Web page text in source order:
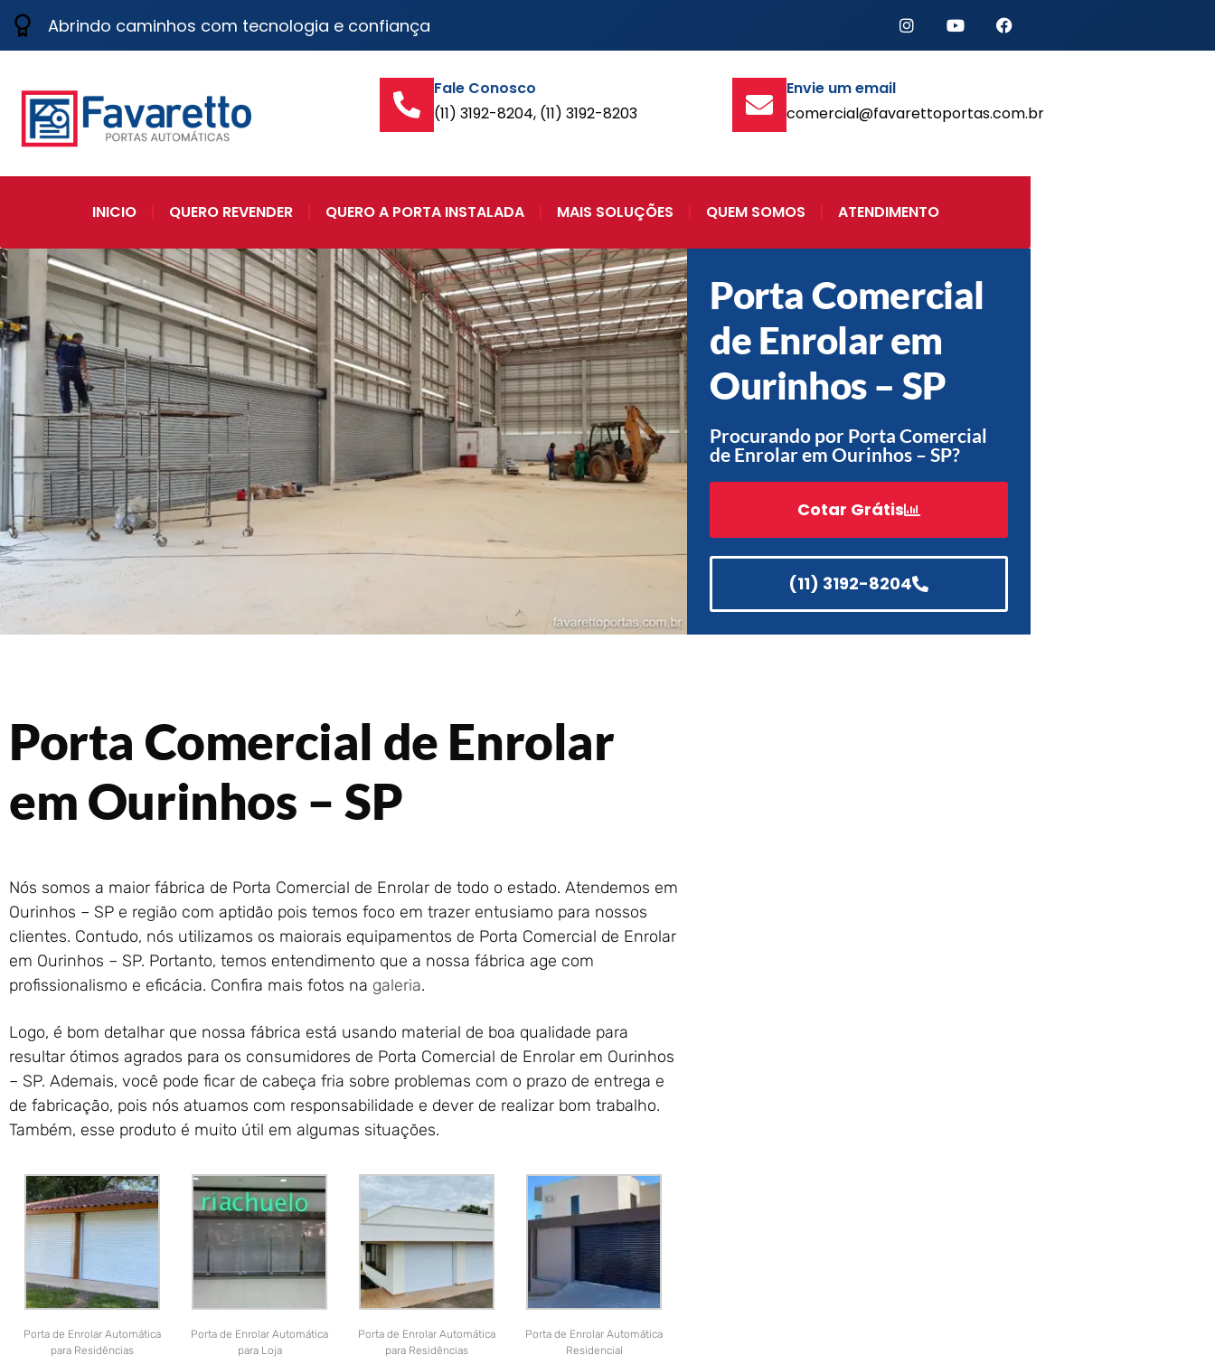
Abrindo caminhos com tecnologia e confiança
Fale Conosco
(11) 3192-8204, (11) 3192-8203
Envie um email
comercial@favarettoportas.com.br
INICIO QUERO REVENDER QUERO A PORTA INSTALADA MAIS SOLUÇÕES QUEM SOMOS ATENDIMENTO
Porta Comercial
de Enrolar em
Ourinhos – SP
Procurando por Porta Comercial
de Enrolar em Ourinhos – SP?
Cotar Grátis
(11) 3192-8204
Porta Comercial de Enrolar
em Ourinhos – SP
Nós somos a maior fábrica de Porta Comercial de Enrolar de todo o estado. Atendemos em
Ourinhos – SP e região com aptidão pois temos foco em trazer entusiamo para nossos
clientes. Contudo, nós utilizamos os maiorais equipamentos de Porta Comercial de Enrolar
em Ourinhos – SP. Portanto, temos entendimento que a nossa fábrica age com
profissionalismo e eficácia. Confira mais fotos na galeria.
Logo, é bom detalhar que nossa fábrica está usando material de boa qualidade para
resultar ótimos agrados para os consumidores de Porta Comercial de Enrolar em Ourinhos
– SP. Ademais, você pode ficar de cabeça fria sobre problemas com o prazo de entrega e
de fabricação, pois nós atuamos com responsabilidade e dever de realizar bom trabalho.
Também, esse produto é muito útil em algumas situações.
Porta de Enrolar Automática
para Residências
Porta de Enrolar Automática
para Loja
Porta de Enrolar Automática
para Residências
Porta de Enrolar Automática
Residencial